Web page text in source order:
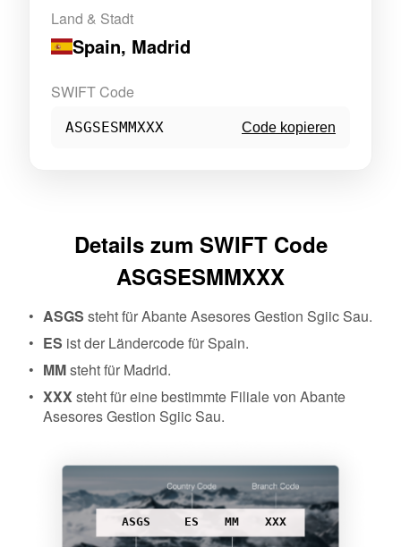
Land & Stadt
Spain, Madrid
SWIFT Code
ASGSESMMXXX Code kopieren
Details zum SWIFT Code
ASGSESMMXXX
ASGS steht für Abante Asesores Gestion Sgiic Sau.
ES ist der Ländercode für Spain.
MMsteht für Madrid.
XXXsteht für eine bestimmte Filiale von Abante
Asesores Gestion Sgiic Sau.
ASGS ES MM XXX